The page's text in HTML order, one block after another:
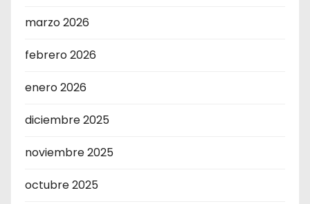
marzo 2026
febrero 2026
enero 2026
diciembre 2025
noviembre 2025
octubre 2025